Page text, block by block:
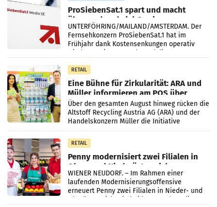
ProSiebenSat.1 spart und macht
überraschend viel Gewinn
UNTERFÖHRING/MAILAND/AMSTERDAM. Der
Fernsehkonzern ProSiebenSat.1 hat im
Frühjahr dank Kostensenkungen operativ
wieder Gewinn gemacht und die
RETAIL
Eine Bühne für Zirkularität: ARA und
Müller informieren am POS über
Kreislauffähigkeit
Über den gesamten August hinweg rücken die
Altstoff Recycling Austria AG (ARA) und der
Handelskonzern Müller die Initiative
„Kreislauf-Helden“ in allen österreichischen
Müller-Filialen
RETAIL
Penny modernisiert zwei Filialen in
Ober- und Niederösterreich
WIENER NEUDORF. – Im Rahmen einer
laufenden Modernisierungsoffensive
erneuert Penny zwei Filialen in Nieder- und
Oberösterreich. Die beiden Standorte liegen